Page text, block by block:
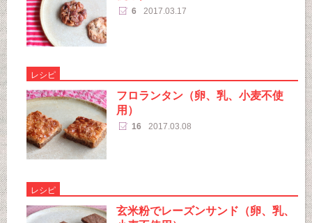
6 2017.03.17
レシピ
フロランタン（卵、乳、小麦不使
用）
16 2017.03.08
レシピ
玄米粉でレーズンサンド（卵、乳、